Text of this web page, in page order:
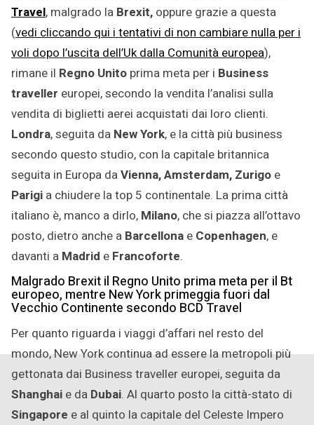
Travel, malgrado la Brexit, oppure grazie a questa
(vedi cliccando qui i tentativi di non cambiare nulla per i
voli dopo l’uscita dell’Uk dalla Comunità europea),
rimane il Regno Unito prima meta per i Business
traveller europei, secondo la vendita l’analisi sulla
vendita di biglietti aerei acquistati dai loro clienti.
Londra, seguita da New York, e la città più business
secondo questo studio, con la capitale britannica
seguita in Europa daVienna, Amsterdam, Zurigo e
Parigi a chiudere la top 5 continentale. La prima città
italiano è, manco a dirlo, Milano, che si piazza all’ottavo
posto, dietro anche a Barcellona e Copenhagen, e
davanti a Madrid e Francoforte.
Malgrado Brexit il Regno Unito prima meta per il Bt
europeo, mentre New York primeggia fuori dal
Vecchio Continente secondo BCD Travel
Per quanto riguarda i viaggi d’affari nel resto del
mondo, New York continua ad essere la metropoli più
gettonata dai Business traveller europei, seguita da
Shanghai e da Dubai. Al quarto posto la città-stato di
Singapore e al quinto la capitale del Celeste Impero